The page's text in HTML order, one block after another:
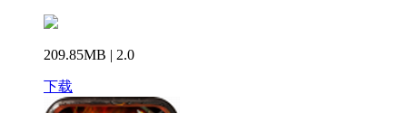
209.85MB | 2.0
下载